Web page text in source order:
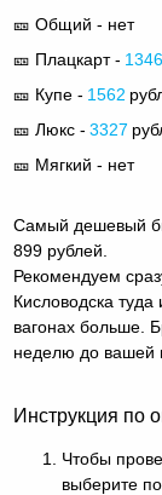
🎫 Общий - нет
🎫 Плацкарт - 1346
🎫 Купе - 1562
🎫 Люкс - 3327
🎫 Мягкий - нет
Самый дешевый
899 рублей.
Рекомендуем
Кисловодска
вагонах больше.
неделю до вашей
Инструкция по
Чтобы
выберите